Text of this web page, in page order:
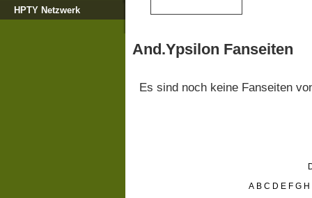
HPTY Netzwerk
And.Ypsilon Fanseiten
Es sind noch keine Fanseiten
A B C D E F G H